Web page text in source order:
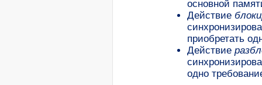
основной
Действие
приобретать
Действие
одно